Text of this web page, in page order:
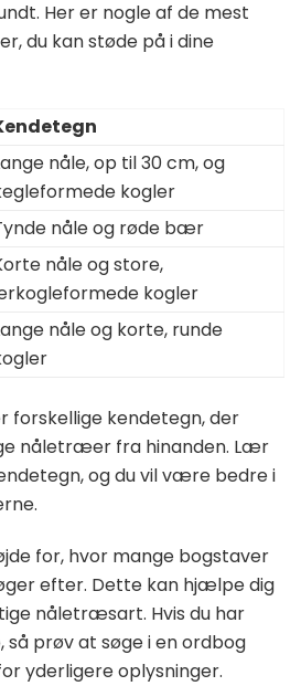
Her er nogle af de mest
du kan støde på i dine
nåle, op til 30 cm, og
kogler
nåle og røde bær
nåle og store,
kogler
nåle og korte, runde
forskellige kendetegn, der
nåletræer fra hinanden. Lær
og du vil være bedre i
for, hvor mange bogstaver
efter. Dette kan hjælpe dig
nåletræsart. Hvis du har
prøv at søge i en ordbog
yderligere oplysninger.